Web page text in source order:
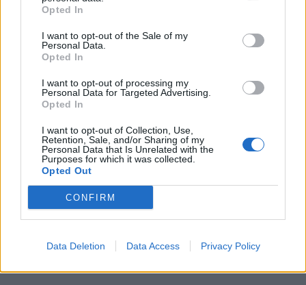
Opted In
I want to opt-out of the Sale of my
Personal Data.
Opted In
I want to opt-out of processing my
Personal Data for Targeted Advertising.
Opted In
I want to opt-out of Collection, Use,
Retention, Sale, and/or Sharing of my
Personal Data that Is Unrelated with the
Purposes for which it was collected.
Opted Out
CONFIRM
Data Deletion Data Access Privacy Policy
Zpravodajství
Obce nově získají body i za předcházení
vzniku odpadu